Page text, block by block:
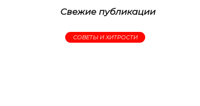
Свежие публикации
СОВЕТЫ И ХИТРОСТИ